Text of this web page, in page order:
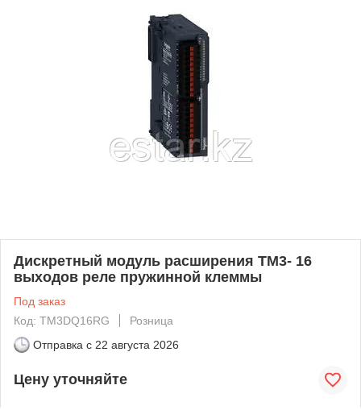
Дискретный модуль расширения ТМ3- 16
выходов реле пружинной клеммы
Под заказ
Код: TM3DQ16RG
Розница
Отправка с 22 августа 2026
Цену уточняйте